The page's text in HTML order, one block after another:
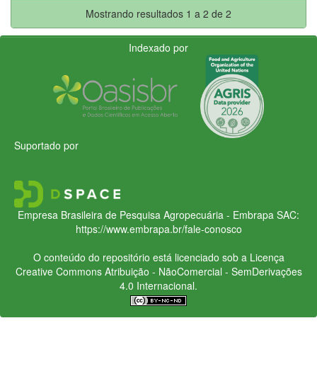
Mostrando resultados 1 a 2 de 2
Indexado por
Suportado por
Empresa Brasileira de Pesquisa Agropecuária - Embrapa SAC:
https://www.embrapa.br/fale-conosco
O conteúdo do repositório está licenciado sob a Licença
Creative CommonsAtribuição - NãoComercial - SemDerivações
4.0 Internacional.